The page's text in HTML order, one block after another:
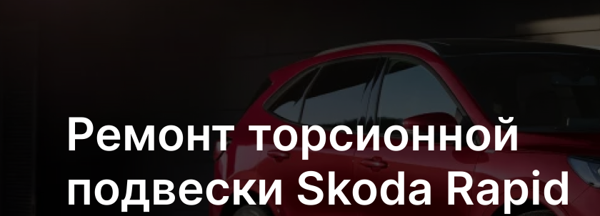
Ремонт торсионной
подвески Skoda Rapid